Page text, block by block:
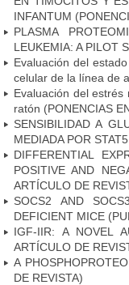
INFANTUM
PLASMA
LEUKEMIA: A PILOT
Evaluación del
celular de la línea de
Evaluación del
ratón (PONENCIAS
SENSIBILIDAD A
MEDIADA POR
DIFFERENTIAL
POSITIVE AND
ARTÍCULO DE
SOCS2 AND
DEFICIENT MICE
IGF-IIR: A NOVEL
ARTÍCULO DE
A
DE REVISTA)